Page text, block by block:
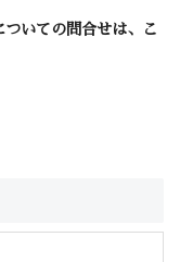
ついての問合せは、こ